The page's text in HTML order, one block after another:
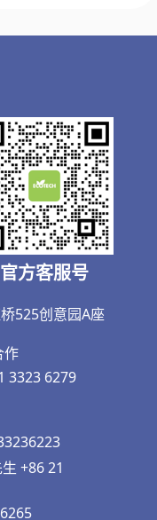
官方客服号
525创意园A座
作
3323 6279
+86 21